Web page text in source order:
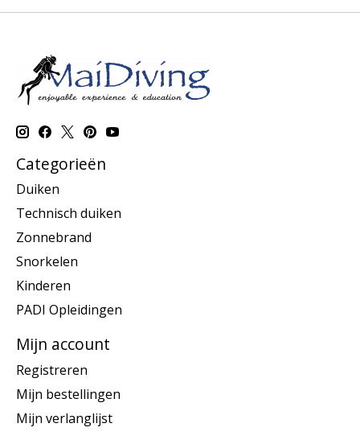
Categorieën
Duiken
Technisch duiken
Zonnebrand
Snorkelen
Kinderen
PADI Opleidingen
Mijn account
Registreren
Mijn bestellingen
Mijn verlanglijst